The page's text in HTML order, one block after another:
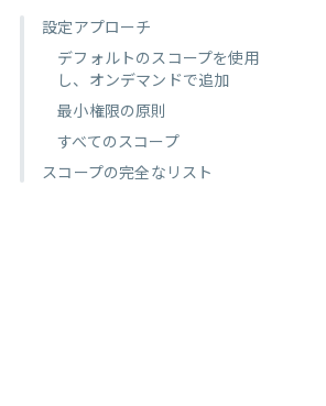
設定アプローチ
デフォルトのスコープを使用
し、オンデマンドで追加
最小権限の原則
すべてのスコープ
スコープの完全なリスト